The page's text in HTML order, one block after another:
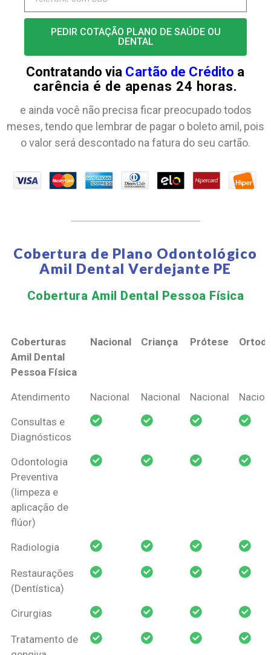
PEDIR COTAÇÃO PLANO DE SAÚDE OU
DENTAL
Contratando via Cartão de Crédito a
carência é de apenas 24 horas.
e ainda você não precisa ficar preocupado todos
meses, tendo que lembrar de pagar o boleto amil, pois
o valor será descontado na fatura do seu cartão.
Cobertura de Plano Odontológico
Amil Dental Verdejante PE
Cobertura Amil Dental Pessoa Física​
Coberturas
Amil Dental
Pessoa Física
Nacional Criança Prótese
Coberturas
Pessoa Física
Nacional Criança Prótese
Atendimento Nacional Nacional Nacional
Consultas e
Diagnósticos
Odontologia
Preventiva
(limpeza e
aplicação de
flúor)
Radiologia
Restaurações
(Dentística)
Cirurgias
Tratamento de